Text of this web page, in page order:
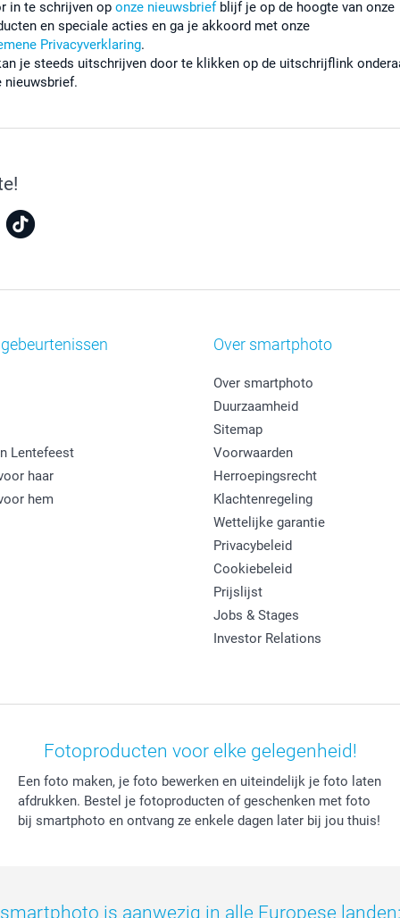
in te schrijven op onze nieuwsbriefblijf je op de hoogte van onze
en speciale acties en ga je akkoord met onze
Privacyverklaring.
je steeds uitschrijven door te klikken op de uitschrijflink
nieuwsbrief.
Lentefeest
haar
hem
Over smartphoto
Over smartphoto
Duurzaamheid
Sitemap
Voorwaarden
Herroepingsrecht
Klachtenregeling
Wettelijke garantie
Privacybeleid
Cookiebeleid
Prijslijst
Jobs & Stages
Investor Relations
Fotoproducten voor elke gelegenheid!
Een foto maken, je foto bewerken en uiteindelijk je foto laten
afdrukken. Bestel je fotoproducten of geschenken met foto
bij smartphoto en ontvang ze enkele dagen later bij jou thuis!
smartphoto is aanwezig in alle Europese landen: